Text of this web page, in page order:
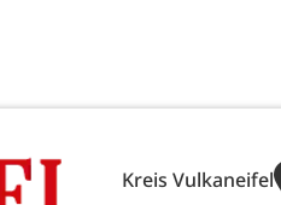
Kreis Vulkaneifel